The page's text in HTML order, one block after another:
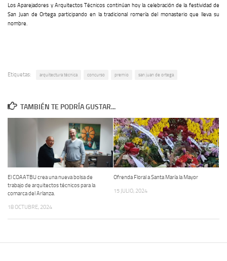
Los Aparejadores y Arquitectos Técnicos continúan hoy la celebración de la festividad de
San Juan de Ortega participando en la tradicional romería del monasterio que lleva su
nombre.
Etiquetas: arquitectura técnica concurso premio san juan de ortega
TAMBIÉN TE PODRÍA GUSTAR...
El COAATBU crea una nueva bolsa de
trabajo de arquitectos técnicos para la
comarca del Arlanza.
18 OCTUBRE, 2024
Ofrenda Floral a Santa María la Mayor
15 JULIO, 2024